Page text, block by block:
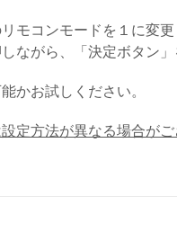
モコンモードを１に変更
しながら、「決定ボタン
かお試しください。
定方法が異なる場合が